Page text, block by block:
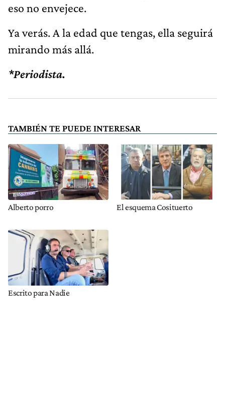
eso no envejece.
Ya verás. A la edad que tengas, ella seguirá
mirando más allá.
*Periodista.
TAMBIÉN TE PUEDE INTERESAR
Alberto porro El esquema Cosituerto
Escrito para Nadie